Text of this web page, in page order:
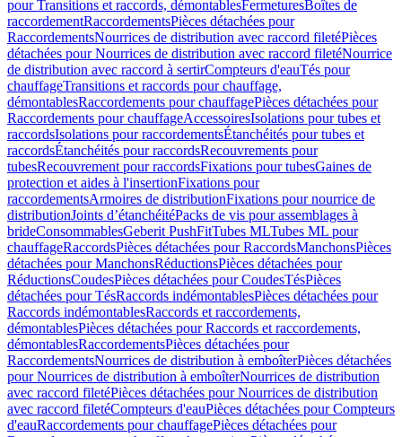
pour Transitions et raccords, démontablesFermeturesBoîtes de
raccordementRaccordementsPièces détachées pour
RaccordementsNourrices de distribution avec raccord filetéPièces
détachées pour Nourrices de distribution avec raccord filetéNourrice
de distribution avec raccord à sertirCompteurs d'eauTés pour
chauffageTransitions et raccords pour chauffage,
démontablesRaccordements pour chauffagePièces détachées pour
Raccordements pour chauffageAccessoiresIsolations pour tubes et
raccordsIsolations pour raccordementsÉtanchéités pour tubes et
raccordsÉtanchéités pour raccordsRecouvrements pour
tubesRecouvrement pour raccordsFixations pour tubesGaines de
protection et aides à l'insertionFixations pour
raccordementsArmoires de distributionFixations pour nourrice de
distributionJoints d’étanchéitéPacks de vis pour assemblages à
brideConsommablesGeberit PushFitTubes MLTubes ML pour
chauffageRaccordsPièces détachées pour RaccordsManchonsPièces
détachées pour ManchonsRéductionsPièces détachées pour
RéductionsCoudesPièces détachées pour CoudesTésPièces
détachées pour TésRaccords indémontablesPièces détachées pour
Raccords indémontablesRaccords et raccordements,
démontablesPièces détachées pour Raccords et raccordements,
démontablesRaccordementsPièces détachées pour
RaccordementsNourrices de distribution à emboîterPièces détachées
pour Nourrices de distribution à emboîterNourrices de distribution
avec raccord filetéPièces détachées pour Nourrices de distribution
avec raccord filetéCompteurs d'eauPièces détachées pour Compteurs
d'eauRaccordements pour chauffagePièces détachées pour